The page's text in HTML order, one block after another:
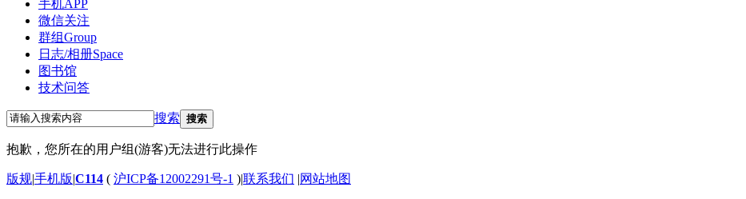
手机APP
微信关注
群组Group
日志/相册Space
图书馆
技术问答
搜索 搜索
抱歉，您所在的用户组(游客)无法进行此操作
版规|手机版|C114 ( 沪ICP备12002291号-1 )|联系我们 |网站地图